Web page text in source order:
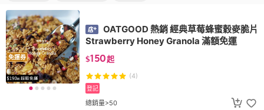
免運券
OATGOOD 熱銷 經典草莓蜂蜜穀麥脆片
Strawberry Honey Granola 滿額免運
$150起
(4)
總銷量>50
登記